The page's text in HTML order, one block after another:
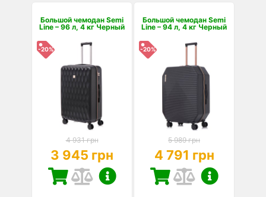
Большой чемодан Semi
Line – 96 л, 4 кг Черный
-20%
4 931 грн
3 945 грн
Большой чемодан Semi
Line – 94 л, 4 кг Черный
-20%
5 989 грн
4 791 грн